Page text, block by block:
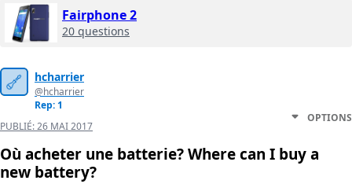
Fairphone 2
20 questions
hcharrier
@hcharrier
Rep: 1
PUBLIÉ:26 MAI 2017
OPTIONS
Où acheter une batterie? Where can I buy a
new battery?